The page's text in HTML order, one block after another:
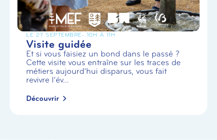
LE 27 SEPTEMBRE- 10H À 11H
Visite guidée
Et si vous faisiez un bond dans le passé ?
Cette visite vous entraîne sur les traces de
métiers aujourd’hui disparus, vous fait
revivre l’év...
Découvrir